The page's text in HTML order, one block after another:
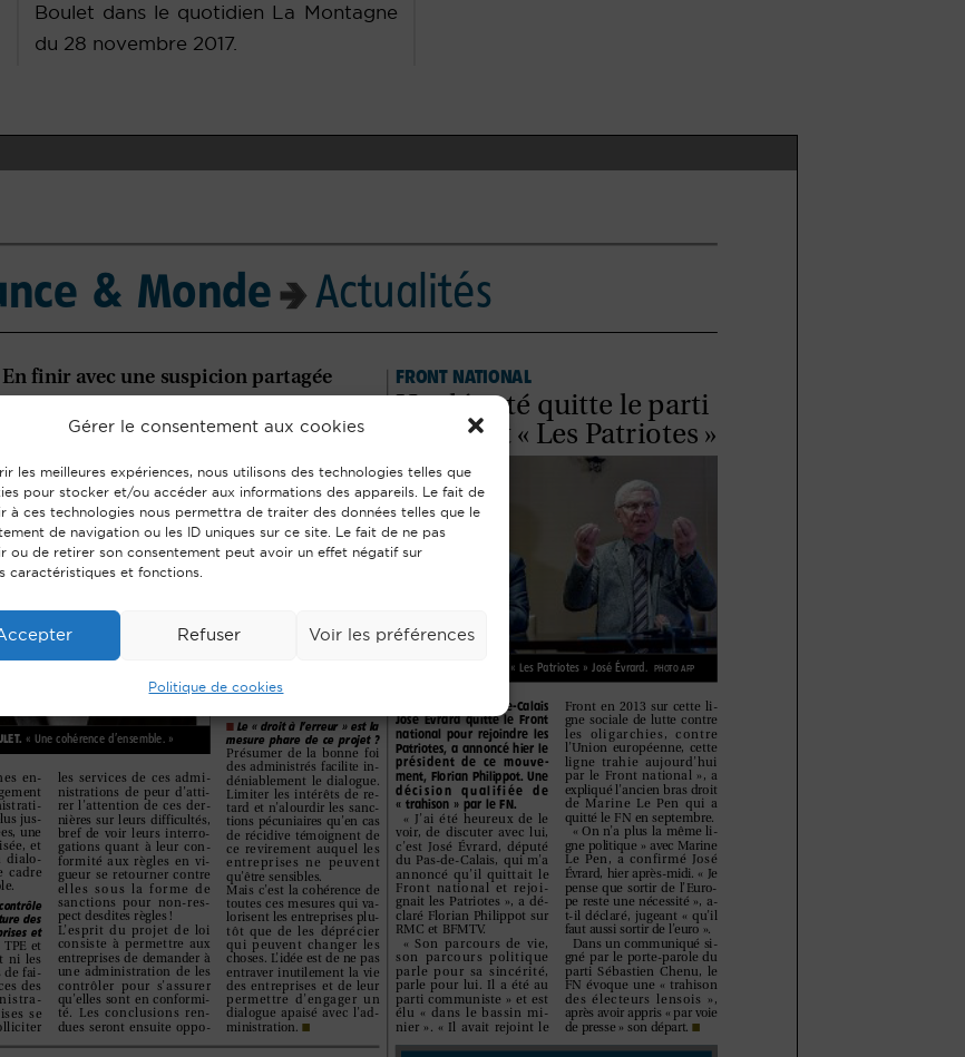
Gérer le consentement aux cookies
les meilleures expériences, nous utilisons des technologies telles que
pour stocker et/ou accéder aux informations des appareils. Le fait de
à ces technologies nous permettra de traiter des données telles que le
de navigation ou les ID uniques sur ce site. Le fait de ne pas
ou de retirer son consentement peut avoir un effet négatif sur
caractéristiques et fonctions.
Refuser Voir les préférences
Politique de cookies
Boulet dans le quotidien La Montagne
du 28 novembre 2017.